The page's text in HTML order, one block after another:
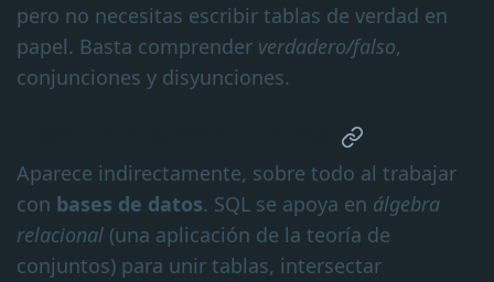
pero no necesitas escribir tablas de verdad en
papel. Basta comprender verdadero/falso,
conjunciones y disyunciones.
Aparece indirectamente, sobre todo al trabajar
con bases de datos. SQL se apoya en álgebra
relacional (una aplicación de la teoría de
conjuntos) para unir tablas, intersectar